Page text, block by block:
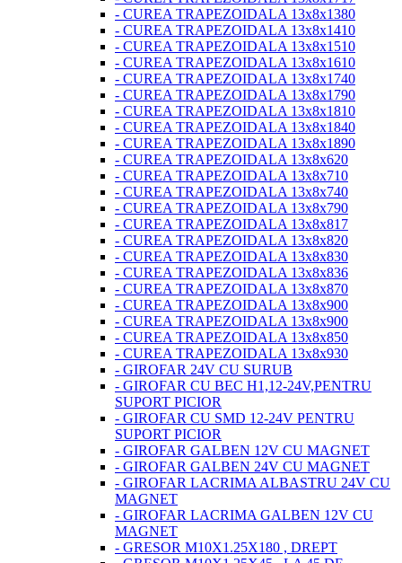
- CUREA TRAPEZOIDALA 13x8x1380
- CUREA TRAPEZOIDALA 13x8x1410
- CUREA TRAPEZOIDALA 13x8x1510
- CUREA TRAPEZOIDALA 13x8x1610
- CUREA TRAPEZOIDALA 13x8x1740
- CUREA TRAPEZOIDALA 13x8x1790
- CUREA TRAPEZOIDALA 13x8x1810
- CUREA TRAPEZOIDALA 13x8x1840
- CUREA TRAPEZOIDALA 13x8x1890
- CUREA TRAPEZOIDALA 13x8x620
- CUREA TRAPEZOIDALA 13x8x710
- CUREA TRAPEZOIDALA 13x8x740
- CUREA TRAPEZOIDALA 13x8x790
- CUREA TRAPEZOIDALA 13x8x817
- CUREA TRAPEZOIDALA 13x8x820
- CUREA TRAPEZOIDALA 13x8x830
- CUREA TRAPEZOIDALA 13x8x836
- CUREA TRAPEZOIDALA 13x8x870
- CUREA TRAPEZOIDALA 13x8x900
- CUREA TRAPEZOIDALA 13x8x900
- CUREA TRAPEZOIDALA 13x8x850
- CUREA TRAPEZOIDALA 13x8x930
- GIROFAR 24V CU SURUB
- GIROFAR CU BEC H1,12-24V,PENTRU
SUPORT PICIOR
- GIROFAR CU SMD 12-24V PENTRU
SUPORT PICIOR
- GIROFAR GALBEN 12V CU MAGNET
- GIROFAR GALBEN 24V CU MAGNET
- GIROFAR LACRIMA ALBASTRU 24V CU
MAGNET
- GIROFAR LACRIMA GALBEN 12V CU
MAGNET
- GRESOR M10X1.25X180 , DREPT